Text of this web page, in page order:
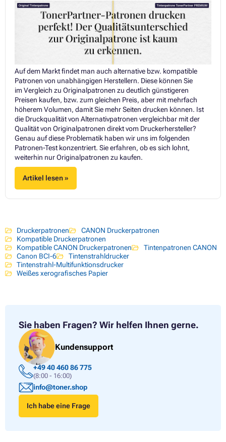
Auf dem Markt findet man auch alternative bzw. kompatible
Patronen von unabhängigen Herstellern. Diese können Sie
im Vergleich zu Originalpatronen zu deutlich günstigeren
Preisen kaufen, bzw. zum gleichen Preis, aber mit mehrfach
höherem Volumen, damit Sie mehr Seiten drucken können. Ist
die Druckqualität von Alternativpatronen vergleichbar mit der
Qualität von Originalpatronen direkt vom Druckerhersteller?
Genau auf diese Problematik haben wir uns im folgenden
Patronen-Test konzentriert. Sie erfahren, ob es sich lohnt,
weiterhin nur Originalpatronen zu kaufen.
Artikel lesen »
Druckerpatronen
CANON Druckerpatronen
Kompatible Druckerpatronen
Kompatible CANON Druckerpatronen
Tintenpatronen CANON
Canon BCI-6
Tintenstrahldrucker
Tintenstrahl-Multifunktionsdrucker
Weißes xerografisches Papier
Sie haben Fragen? Wir helfen Ihnen gerne.
Kundensupport
+49 40 460 86 775
(8:00 - 16:00)
info@toner.shop
Ich habe eine Frage